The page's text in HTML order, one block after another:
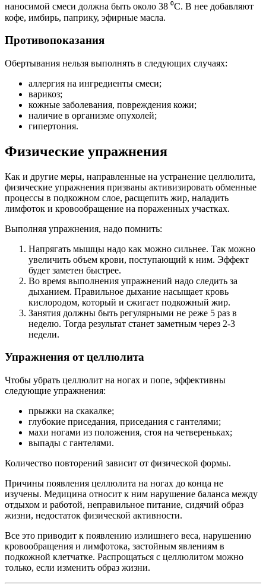
наносимой смеси должна быть около 38 ⁰С. В нее добавляют
кофе, имбирь, паприку, эфирные масла.
Противопоказания
Обертывания нельзя выполнять в следующих случаях:
аллергия на ингредиенты смеси;
варикоз;
кожные заболевания, повреждения кожи;
наличие в организме опухолей;
гипертония.
Физические упражнения
Как и другие меры, направленные на устранение целлюлита,
физические упражнения призваны активизировать обменные
процессы в подкожном слое, расщепить жир, наладить
лимфоток и кровообращение на пораженных участках.
Выполняя упражнения, надо помнить:
Напрягать мышцы надо как можно сильнее. Так можно
увеличить объем крови, поступающий к ним. Эффект
будет заметен быстрее.
Во время выполнения упражнений надо следить за
дыханием. Правильное дыхание насыщает кровь
кислородом, который и сжигает подкожный жир.
Занятия должны быть регулярными не реже 5 раз в
неделю. Тогда результат станет заметным через 2-3
недели.
Упражнения от целлюлита
Чтобы убрать целлюлит на ногах и попе, эффективны
следующие упражнения:
прыжки на скакалке;
глубокие приседания, приседания с гантелями;
махи ногами из положения, стоя на четвереньках;
выпады с гантелями.
Количество повторений зависит от физической формы.
Причины появления целлюлита на ногах до конца не
изучены. Медицина относит к ним нарушение баланса между
отдыхом и работой, неправильное питание, сидячий образ
жизни, недостаток физической активности.
Все это приводит к появлению излишнего веса, нарушению
кровообращения и лимфотока, застойным явлениям в
подкожной клетчатке. Распрощаться с целлюлитом можно
только, если изменить образ жизни.